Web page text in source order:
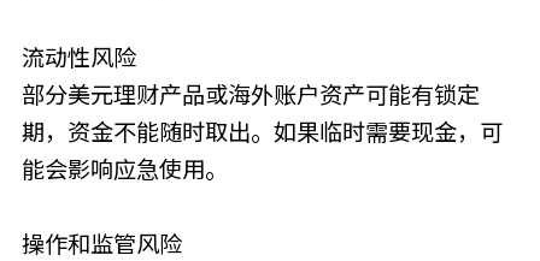
流动性风险
部分美元理财产品或海外账户资产可能有锁定
期，资金不能随时取出。如果临时需要现金，可
能会影响应急使用。
操作和监管风险